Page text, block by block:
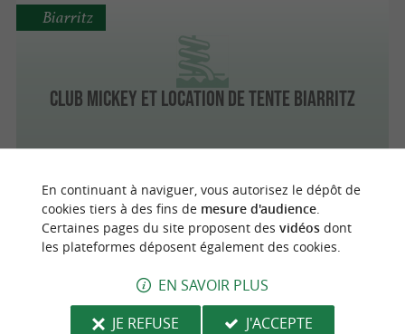
Club Mickey et location de tente Biarritz
Biarritz
Baby Golf d'Anglet
Mini-Golf à Anglet
Anglet 2.4 km
En continuant à naviguer, vous autorisez le dépôt de
cookies tiers à des fins de mesure d'audience.
Certaines pages du site proposent des vidéosdont
les plateformes déposent également des cookies.
EN SAVOIR PLUS
JE REFUSE
J'ACCEPTE